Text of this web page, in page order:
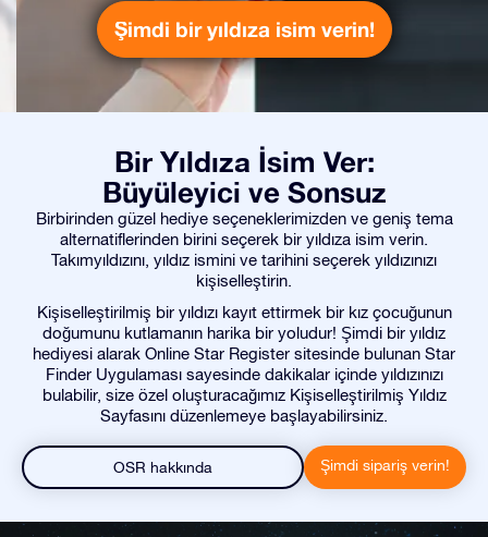
Şimdi bir yıldıza isim verin!
Bir Yıldıza İsim Ver:
Büyüleyici ve Sonsuz
Birbirinden güzel hediye seçeneklerimizden ve geniş tema
alternatiflerinden birini seçerek bir yıldıza isim verin.
Takımyıldızını, yıldız ismini ve tarihini seçerek yıldızınızı
kişiselleştirin.
Kişiselleştirilmiş bir yıldızı kayıt ettirmek bir kız çocuğunun
doğumunu kutlamanın harika bir yoludur! Şimdi bir yıldız
hediyesi alarak Online Star Register sitesinde bulunan Star
Finder Uygulaması sayesinde dakikalar içinde yıldızınızı
bulabilir, size özel oluşturacağımız Kişiselleştirilmiş Yıldız
Sayfasını düzenlemeye başlayabilirsiniz.
OSR hakkında Şimdi sipariş verin!